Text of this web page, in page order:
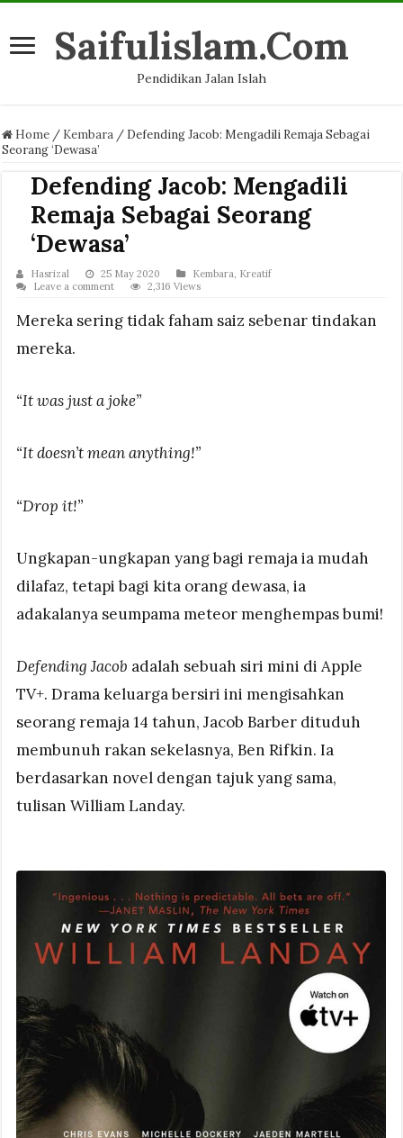
Saifulislam.Com
Pendidikan Jalan Islah
Home / Kembara / Defending Jacob: Mengadili Remaja Sebagai
Seorang ‘Dewasa’
Defending Jacob: Mengadili
Remaja Sebagai Seorang
‘Dewasa’
Hasrizal 25 May 2020 Kembara, Kreatif
Leave a comment
2,316 Views
Mereka sering tidak faham saiz sebenar tindakan
mereka.
“It was just a joke”
“It doesn’t mean anything!”
“Drop it!”
Ungkapan-ungkapan yang bagi remaja ia mudah
dilafaz, tetapi bagi kita orang dewasa, ia
adakalanya seumpama meteor menghempas bumi!
Defending Jacob adalah sebuah siri mini di Apple
TV+. Drama keluarga bersiri ini mengisahkan
seorang remaja 14 tahun, Jacob Barber dituduh
membunuh rakan sekelasnya, Ben Rifkin. Ia
berdasarkan novel dengan tajuk yang sama,
tulisan William Landay.